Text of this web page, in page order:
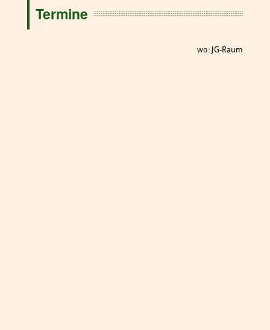
Termine
wo: JG-Raum